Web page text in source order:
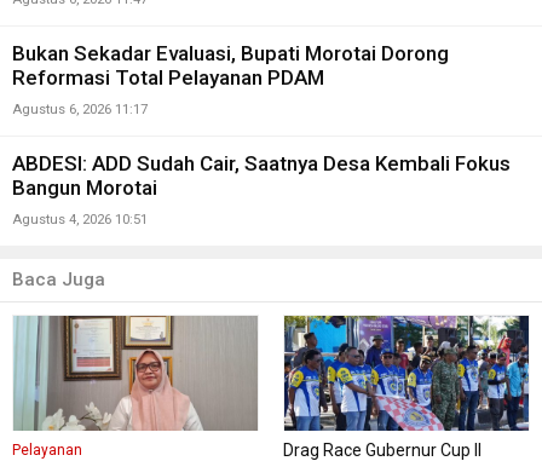
Bukan Sekadar Evaluasi, Bupati Morotai Dorong
Reformasi Total Pelayanan PDAM
Agustus 6, 2026 11:17
ABDESI: ADD Sudah Cair, Saatnya Desa Kembali Fokus
Bangun Morotai
Agustus 4, 2026 10:51
Baca Juga
Pelayanan
Drag Race Gubernur Cup II